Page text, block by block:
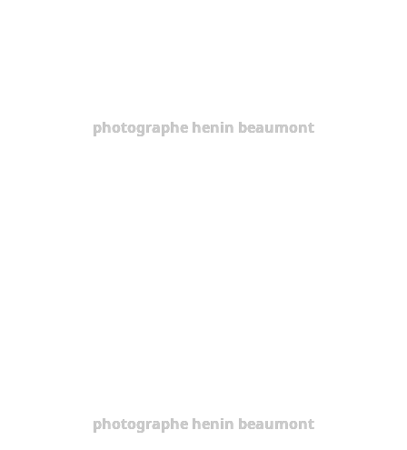
photographe henin beaumont
photographe henin beaumont